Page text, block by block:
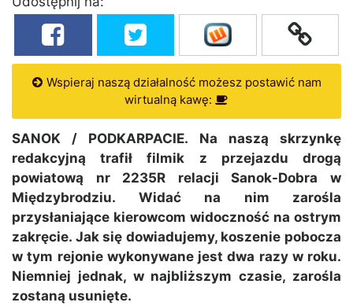
Wspieraj naszą działalność możesz postawić nam
wirtualną kawę:
SANOK / PODKARPACIE. Na naszą skrzynkę
redakcyjną trafił filmik z przejazdu drogą
powiatową nr 2235R relacji Sanok-Dobra w
Międzybrodziu. Widać na nim zarośla
przysłaniające kierowcom widoczność na ostrym
zakręcie. Jak się dowiadujemy, koszenie pobocza
w tym rejonie wykonywane jest dwa razy w roku.
Niemniej jednak, w najbliższym czasie, zarośla
zostaną usunięte.